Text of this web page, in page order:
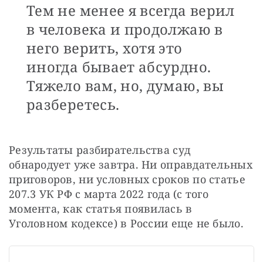
Тем не менее я всегда верил
в человека и продолжаю в
него верить, хотя это
иногда бывает абсурдно.
Тяжело вам, но, думаю, вы
разберетесь.
Результаты разбирательства суд
обнародует уже завтра. Ни оправдательных
приговоров, ни условных сроков по статье
207.3 УК РФ с марта 2022 года (с того
момента, как статья появилась в
Уголовном кодексе) в России еще не было.